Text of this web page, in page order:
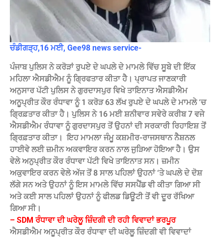
ਚੰਡੀਗੜ੍ਹ,16 ਮਈ, Gee98 news service-
ਪੰਜਾਬ ਪੁਲਿਸ ਨੇ ਕਰੋੜਾਂ ਰੁਪਏ ਦੇ ਘਪਲੇ ਦੇ ਮਾਮਲੇ ਵਿੱਚ ਸੂਬੇ ਦੀ ਇੱਕ
ਮਹਿਲਾ ਐਸਡੀਐਮ ਨੂੰ ਗ੍ਰਿਫਤਾਰ ਕੀਤਾ ਹੈ। ਪ੍ਰਾਪਤ ਜਾਣਕਾਰੀ
ਅਨੁਸਾਰ ਪੱਟੀ ਪੁਲਿਸ ਨੇ ਗੁਰਦਾਸਪੁਰ ਵਿਖੇ ਤਾਇਨਾਤ ਐਸਡੀਐਮ
ਅਨੂਪ੍ਰੀਤ ਕੌਰ ਰੰਧਾਵਾ ਨੂੰ 1 ਕਰੋੜ 63 ਲੱਖ ਰੁਪਏ ਦੇ ਘਪਲੇ ਦੇ ਮਾਮਲੇ ‘ਚ
ਗ੍ਰਿਫ਼ਤਾਰ ਕੀਤਾ ਹੈ। ਪੁਲਿਸ ਨੇ 16 ਮਈ ਸ਼ਨੀਵਾਰ ਸਵੇਰੇ ਕਰੀਬ 7 ਵਜੇ
ਐਸਡੀਐਮ ਰੰਧਾਵਾ ਨੂੰ ਗੁਰਦਾਸਪੁਰ ਤੋਂ ਉਹਨਾਂ ਦੀ ਸਰਕਾਰੀ ਰਿਹਾਇਸ਼ ਤੋਂ
ਗ੍ਰਿਫ਼ਤਾਰ ਕੀਤਾ। ‌ ਇਹ ਮਾਮਲਾ ਜੰਮੂ ਕਸ਼ਮੀਰ-ਰਾਜਸਥਾਨ ਨੈਸ਼ਨਲ
ਹਾਈਵੇ ਲਈ ਜ਼ਮੀਨ ਅਕਵਾਇਰ ਕਰਨ ਨਾਲ ਜੁੜਿਆ ਹੋਇਆ ਹੈ। ਉਸ
ਵੇਲੇ ਅਨੁਪ੍ਰੀਤ ਕੌਰ ਰੰਧਾਵਾ ਪੱਟੀ ਵਿਖੇ ਤਾਇਨਾਤ ਸਨ। ਜ਼ਮੀਨ
ਅਕੁਵਾਇਰ ਕਰਨ ਵੇਲੇ ਅੱਜ ਤੋਂ 8 ਸਾਲ ਪਹਿਲਾਂ ਉਹਨਾਂ ‘ਤੇ ਘਪਲੇ ਦੇ ਦੋਸ਼
ਲੱਗੇ ਸਨ ਅਤੇ ਉਹਨਾਂ ਨੂੰ ਇਸ ਮਾਮਲੇ ਵਿੱਚ ਸਸਪੈਂਡ ਵੀ ਕੀਤਾ ਗਿਆ ਸੀ
ਅਤੇ ਕਈ ਸਾਲ ਪਹਿਲਾਂ ਉਹਨਾਂ ਨੂੰ ਫੀਲਡ ਡਿਊਟੀ ਤੋਂ ਵੀ ਦੂਰ ਰੱਖਿਆ
ਗਿਆ ਸੀ।
– SDM ਰੰਧਾਵਾ ਦੀ ਘਰੇਲੂ ਜ਼ਿੰਦਗੀ ਦੀ ਰਹੀ ਵਿਵਾਦਾਂ ਭਰਪੂਰ
ਐਸਡੀਐਮ ਅਨੂਪ੍ਰੀਤ ਕੌਰ ਰੰਧਾਵਾ ਦੀ ਘਰੇਲੂ ਜ਼ਿੰਦਗੀ ਵੀ ਵਿਵਾਦਾਂ